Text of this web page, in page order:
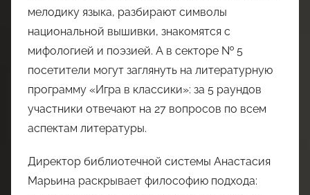
мелодику языка, разбирают символы
национальной вышивки, знакомятся с
мифологией и поэзией. А в секторе № 5
посетители могут заглянуть на литературную
программу «Игра в классики»: за 5 раундов
участники отвечают на 27 вопросов по всем
аспектам литературы.
Директор библиотечной системы Анастасия
Марьина раскрывает философию подхода: